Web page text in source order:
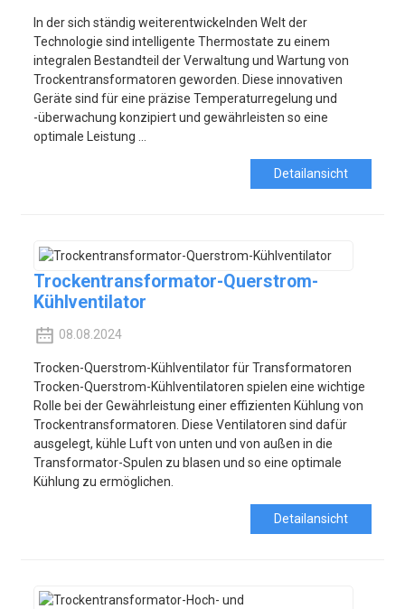
In der sich ständig weiterentwickelnden Welt der
Technologie sind intelligente Thermostate zu einem
integralen Bestandteil der Verwaltung und Wartung von
Trockentransformatoren geworden. Diese innovativen
Geräte sind für eine präzise Temperaturregelung und
-überwachung konzipiert und gewährleisten so eine
optimale Leistung ...
Detailansicht
Trockentransformator-Querstrom-
Kühlventilator
08.08.2024
Trocken-Querstrom-Kühlventilator für Transformatoren
Trocken-Querstrom-Kühlventilatoren spielen eine wichtige
Rolle bei der Gewährleistung einer effizienten Kühlung von
Trockentransformatoren. Diese Ventilatoren sind dafür
ausgelegt, kühle Luft von unten und von außen in die
Transformator-Spulen zu blasen und so eine optimale
Kühlung zu ermöglichen.
Detailansicht